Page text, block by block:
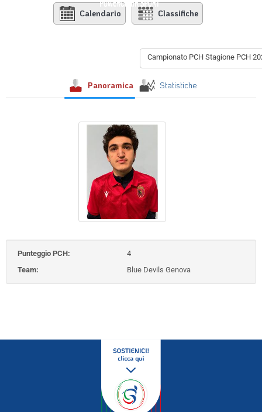
Calendario Classifiche
Campionato PCH Stagione PCH
Panoramica Statistiche
Punteggio PCH:
4
Team:
Blue Devils Genova